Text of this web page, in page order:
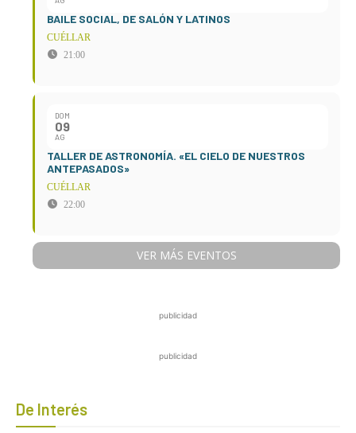
BAILE SOCIAL, DE SALÓN Y LATINOS
CUÉLLAR
21:00
DOM
09
AG
TALLER DE ASTRONOMÍA. «EL CIELO DE NUESTROS
ANTEPASADOS»
CUÉLLAR
22:00
VER MÁS EVENTOS
publicidad
publicidad
De Interés